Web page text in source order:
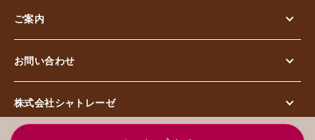
ご案内
お問い合わせ
株式会社シャトレーゼ
© Chateraise Co.,Ltd. All Rights Reserved.